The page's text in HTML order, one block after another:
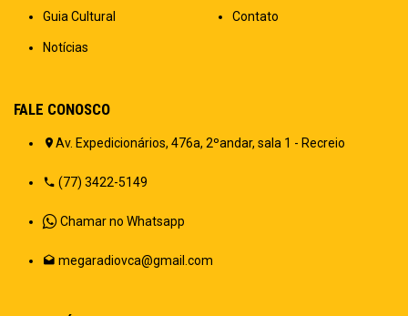
Guia Cultural
Notícias
Contato
FALE CONOSCO
Av. Expedicionários, 476a, 2ºandar, sala 1 - Recreio
(77) 3422-5149
Chamar no Whatsapp
megaradiovca@gmail.com